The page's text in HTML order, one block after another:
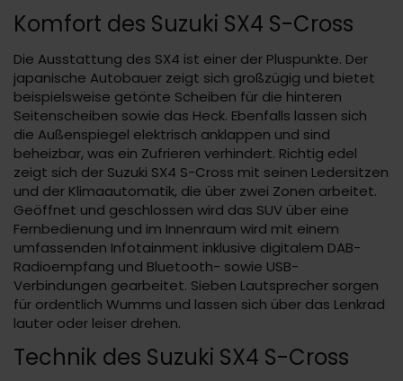
Komfort des Suzuki SX4 S-Cross
Die Ausstattung des SX4 ist einer der Pluspunkte. Der
japanische Autobauer zeigt sich großzügig und bietet
beispielsweise getönte Scheiben für die hinteren
Seitenscheiben sowie das Heck. Ebenfalls lassen sich
die Außenspiegel elektrisch anklappen und sind
beheizbar, was ein Zufrieren verhindert. Richtig edel
zeigt sich der Suzuki SX4 S-Cross mit seinen Ledersitzen
und der Klimaautomatik, die über zwei Zonen arbeitet.
Geöffnet und geschlossen wird das SUV über eine
Fernbedienung und im Innenraum wird mit einem
umfassenden Infotainment inklusive digitalem DAB-
Radioempfang und Bluetooth- sowie USB-
Verbindungen gearbeitet. Sieben Lautsprecher sorgen
für ordentlich Wumms und lassen sich über das Lenkrad
lauter oder leiser drehen.
Technik des Suzuki SX4 S-Cross